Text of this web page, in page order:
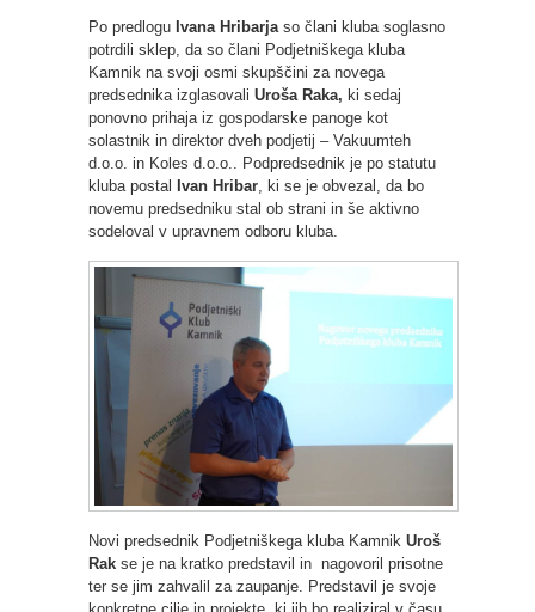
Po predlogu Ivana Hribarja so člani kluba soglasno
potrdili sklep, da so člani Podjetniškega kluba
Kamnik na svoji osmi skupščini za novega
predsednika izglasovali Uroša Raka, ki sedaj
ponovno prihaja iz gospodarske panoge kot
solastnik in direktor dveh podjetij – Vakuumteh
d.o.o. in Koles d.o.o.. Podpredsednik je po statutu
kluba postal Ivan Hribar , ki se je obvezal, da bo
novemu predsedniku stal ob strani in še aktivno
sodeloval v upravnem odboru kluba.
Novi predsednik Podjetniškega kluba Kamnik Uroš
Rak se je na kratko predstavil in nagovoril prisotne
ter se jim zahvalil za zaupanje. Predstavil je svoje